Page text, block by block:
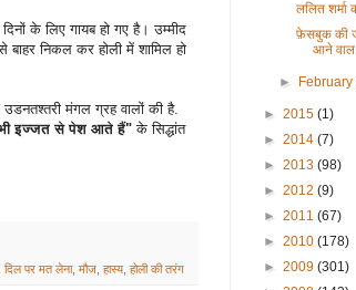
के लिए गायब हो गए है। उम्मीद
बाहर निकल कर होली में शामिल हो
मंगल ग्रह वालों की है.
भी इज्जत से पेश आते हैं"के सिद्धांत
दिल पर मत लेना, मौज, हास्य, होली की तरंग
ललित शर्मा
फ़ेसबुक की
आने
► February
► 2015 (1)
► 2014 (7)
► 2013 (98)
► 2012 (9)
► 2011 (67)
► 2010 (178)
► 2009 (301)